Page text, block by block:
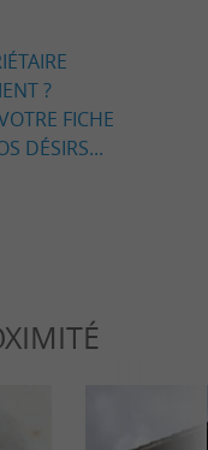
?
FICHE
DÉSIRS...